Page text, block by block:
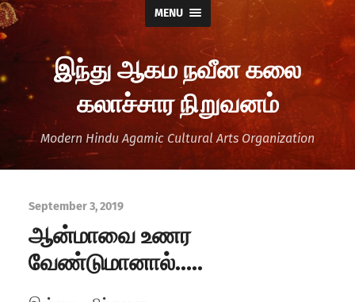
MENU
இந்து ஆகம நவீன கலை
கலாச்சார நிறுவனம்
Modern Hindu Agamic Cultural Arts Organization
September 3, 2019
ஆன்மாவை உணர
வேண்டுமானால்…..